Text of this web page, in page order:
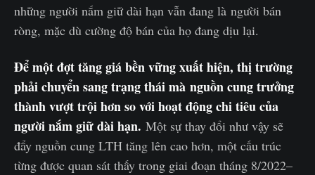
những người nắm giữ dài hạn vẫn đang là người bán
ròng, mặc dù cường độ bán của họ đang dịu lại.
Để một đợt tăng giá bền vững xuất hiện, thị trường
phải chuyển sang trạng thái mà nguồn cung trưởng
thành vượt trội hơn so với hoạt động chi tiêu của
người nắm giữ dài hạn. Một sự thay đổi như vậy sẽ
đẩy nguồn cung LTH tăng lên cao hơn, một cấu trúc
từng được quan sát thấy trong giai đoạn tháng 8/2022–